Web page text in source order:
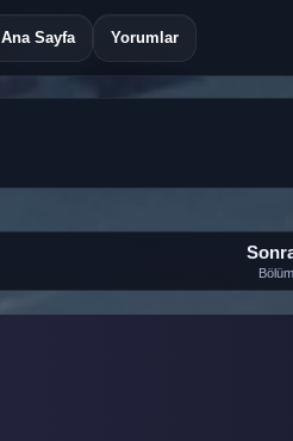
Ana Sayfa Yorumlar